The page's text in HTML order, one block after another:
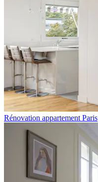
Rénovation appartement Paris